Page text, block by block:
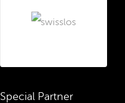
Special Partner